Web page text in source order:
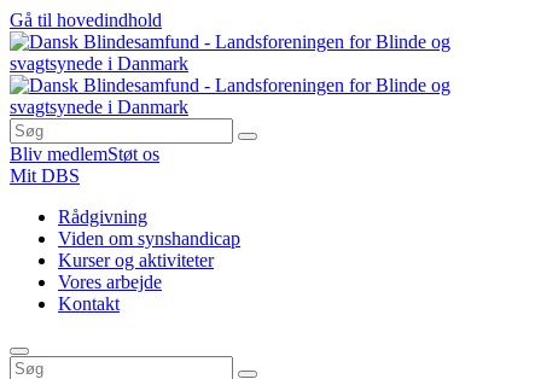
Gå til hovedindhold
Bliv medlemStøt os
Mit DBS
Rådgivning
Viden om synshandicap
Kurser og aktiviteter
Vores arbejde
Kontakt